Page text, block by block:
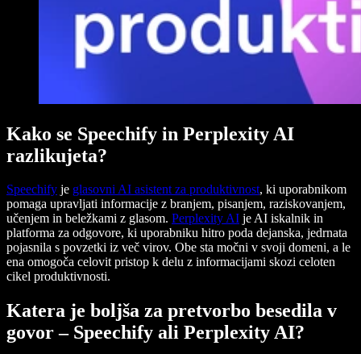
Kako se Speechify in Perplexity AI
razlikujeta?
Speechify je glasovni AI asistent za produktivnost, ki uporabnikom
pomaga upravljati informacije z branjem, pisanjem, raziskovanjem,
učenjem in beležkami z glasom. Perplexity AI je AI iskalnik in
platforma za odgovore, ki uporabniku hitro poda dejanska, jedrnata
pojasnila s povzetki iz več virov. Obe sta močni v svoji domeni, a le
ena omogoča celovit pristop k delu z informacijami skozi celoten
cikel produktivnosti.
Katera je boljša za pretvorbo besedila v
govor – Speechify ali Perplexity AI?